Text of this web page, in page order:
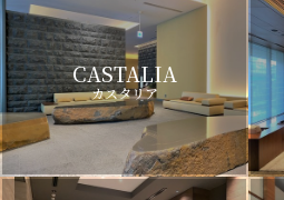
CASTALIA
カスタリア